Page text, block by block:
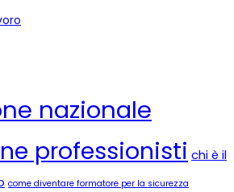
nazionale
professionisti chi è il
come diventare formatore per la sicurezza